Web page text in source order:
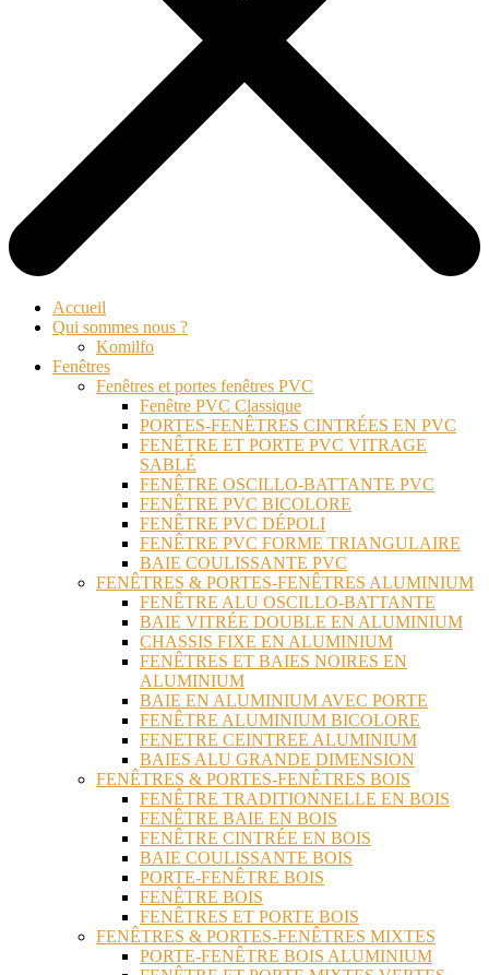
Accueil
Qui sommes nous ?
Komilfo
Fenêtres
Fenêtres et portes fenêtres PVC
Fenêtre PVC Classique
PORTES-FENÊTRES CINTRÉES EN PVC
FENÊTRE ET PORTE PVC VITRAGE
SABLÉ
FENÊTRE OSCILLO-BATTANTE PVC
FENÊTRE PVC BICOLORE
FENÊTRE PVC DÉPOLI
FENÊTRE PVC FORME TRIANGULAIRE
BAIE COULISSANTE PVC
FENÊTRES & PORTES-FENÊTRES ALUMINIUM
FENÊTRE ALU OSCILLO-BATTANTE
BAIE VITRÉE DOUBLE EN ALUMINIUM
CHASSIS FIXE EN ALUMINIUM
FENÊTRES ET BAIES NOIRES EN
ALUMINIUM
BAIE EN ALUMINIUM AVEC PORTE
FENÊTRE ALUMINIUM BICOLORE
FENETRE CEINTREE ALUMINIUM
BAIES ALU GRANDE DIMENSION
FENÊTRES & PORTES-FENÊTRES BOIS
FENÊTRE TRADITIONNELLE EN BOIS
FENÊTRE BAIE EN BOIS
FENÊTRE CINTRÉE EN BOIS
BAIE COULISSANTE BOIS
PORTE-FENÊTRE BOIS
FENÊTRE BOIS
FENÊTRES ET PORTE BOIS
FENÊTRES & PORTES-FENÊTRES MIXTES
PORTE-FENÊTRE BOIS ALUMINIUM